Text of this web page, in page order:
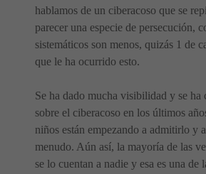
hablamos de un ciberacoso que se
parecer una especie de persecución,
sistemáticos son menos, quizás 1 de
que le ha ocurrido esto.
Se ha dado mucha visibilidad y se ha
sobre el ciberacoso en los últimos
niños están empezando a admitirlo y
menudo. Aún así, la mayoría de las
se lo cuentan a nadie y esa es una de